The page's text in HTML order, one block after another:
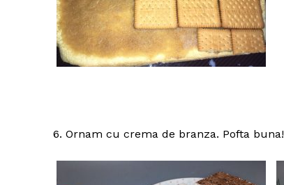
6. Ornam cu crema de branza. Pofta buna!